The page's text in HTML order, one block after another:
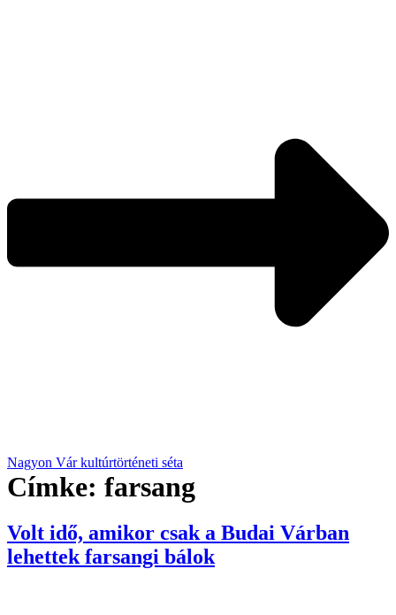
Nagyon Vár kultúrtörténeti séta
Címke: farsang
Volt idő, amikor csak a Budai Várban
lehettek farsangi bálok